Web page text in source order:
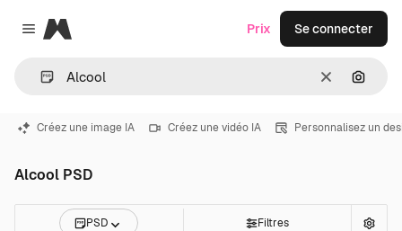
Close menu
Magnific
Effacer
Prix Se connecter
Créez une image IA Créez une vidéo IA Personnalisez un
Alcool PSD
PSD Filtres